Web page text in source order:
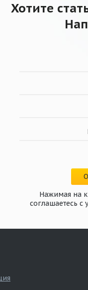
Хотите
Нажимая на
соглашаетесь с